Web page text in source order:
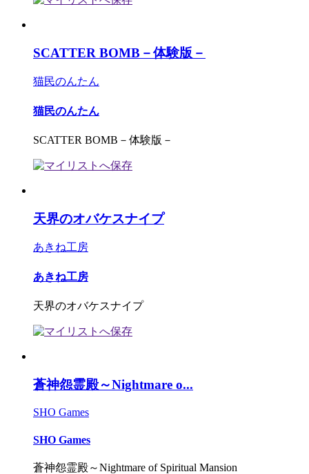
SCATTER BOMB－体験版－
猫民のんたん
猫民のんたん
SCATTER BOMB－体験版－
天界のオバケスナイプ
あきね工房
あきね工房
天界のオバケスナイプ
蒼神怨霊殿～Nightmare o...
SHO Games
SHO Games
蒼神怨霊殿～Nightmare of Spiritual Mansion